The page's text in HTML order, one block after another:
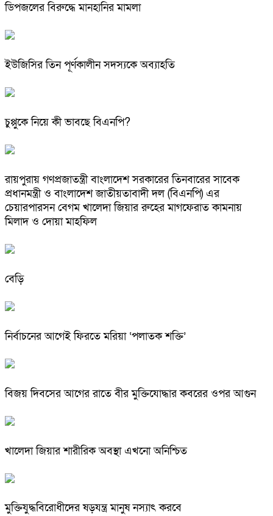
ডিপজলের বিরুদ্ধে মানহানির মামলা
ইউজিসির তিন পূর্ণকালীন সদস্যকে অব্যাহতি
চুপ্পুকে নিয়ে কী ভাবছে বিএনপি?
রায়পুরায় গণপ্রজাতন্ত্রী বাংলাদেশ সরকারের তিনবারের সাবেক
প্রধানমন্ত্রী ও বাংলাদেশ জাতীয়তাবাদী দল (বিএনপি) এর
চেয়ারপারসন বেগম খালেদা জিয়ার রুহের মাগফেরাত কামনায়
মিলাদ ও দোয়া মাহফিল
বেড়ি
নির্বাচনের আগেই ফিরতে মরিয়া ‘পলাতক শক্তি’
বিজয় দিবসের আগের রাতে বীর মুক্তিযোদ্ধার কবরের ওপর আগুন
খালেদা জিয়ার শারীরিক অবস্থা এখনো অনিশ্চিত
মুক্তিযুদ্ধবিরোধীদের ষড়যন্ত্র মানুষ নস্যাৎ করবে